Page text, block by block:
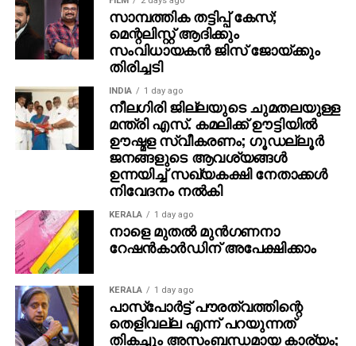
സാധാരണ പൗരന്മാരുടെ കാര്യത്തില്‍ ഒട്ടും
പ്രായോഗികമല്ലെന്ന് അദ്ദേഹം അഭിപ്രായപ്പെട്ടു.
കര്‍ശനമായ പൊലീസ് വെരിഫിക്കേഷനും രേഖകളുടെ
പരിശോധനക്കും ശേഷമാണ് ഒരു പൗരന് പാസ്പോര്‍ട്ട്
ലഭിക്കുന്നത്. എന്നിട്ടും അത് പൗരത്വത്തിന്റെ
തെളിവല്ല എന്ന് പറയുന്നത് അസംബന്ധവും
നിയമപരമായ വൈരുദ്ധ്യവുമാണെന്ന് തരൂര്‍
കുറ്റപ്പെടുത്തി.ആധാര്‍ കാര്‍ഡ് പൗരത്വത്തിന്റെ
തെളിവല്ലെന്നും ഐഡന്റിറ്റിയുടെയും
താമസസ്ഥലത്തിന്റെയും തെളിവ് മാത്രമാണെന്നും
സുപ്രീം കോടതി ഇതിനകം വ്യക്തമാക്കിയിട്ടുള്ള
കാര്യം തരൂര്‍ ഓര്‍മ്മിപ്പിച്ചു. ലോകനിലവാരമുള്ള
ബയോമെട്രിക് രേഖകള്‍ കൈവശമുണ്ടായിട്ടും
അവയൊന്നും പൗരത്വത്തിന്റെ ഉറപ്പായി
കണക്കാക്കപ്പെടാത്തത് ഇന്ത്യന്‍ പൗരന്മാരെ വലിയ
ഭരണപരമായ പ്രതിസന്ധിയിലാക്കുകയാണെന്ന്
അദ്ദേഹം പറഞ്ഞു.
സാമ്പത്തിക തട്ടിപ്പ് കേസ്;
മെന്റലിസ്റ്റ് ആദിക്കും
സംവിധായകന്‍ ജിസ് ജോയ്ക്കും
തിരിച്ചടി
INDIA 1 day ago
നീലഗിരി ജില്ലയുടെ ചുമതലയുള്ള
മന്ത്രി എസ്. കമലിക്ക് ഊട്ടിയില്‍
ഊഷ്മള സ്വീകരണം; ഗൂഡല്ലൂര്‍
ജനങ്ങളുടെ ആവശ്യങ്ങള്‍
ഉന്നയിച്ച് സഖ്യകക്ഷി നേതാക്കള്‍
നിവേദനം നല്‍കി
KERALA 1 day ago
നാളെ മുതല്‍ മുന്‍ഗണനാ
റേഷന്‍കാര്‍ഡിന് അപേക്ഷിക്കാം
KERALA 1 day ago
പാസ്പോര്‍ട്ട് പൗരത്വത്തിന്റെ
തെളിവല്ല എന്ന് പറയുന്നത്
തികച്ചും അസംബന്ധമായ കാര്യം;